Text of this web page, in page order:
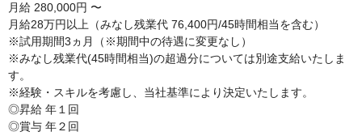
月給 280,000円 〜
月給28万円以上（みなし残業代 76,400円/45時間相当を含む）
※試用期間3ヵ月（※期間中の待遇に変更なし）
※みなし残業代(45時間相当)の超過分については別途支給いたしま
す。
※経験・スキルを考慮し、当社基準により決定いたします。
◎昇給 年１回
◎賞与 年２回